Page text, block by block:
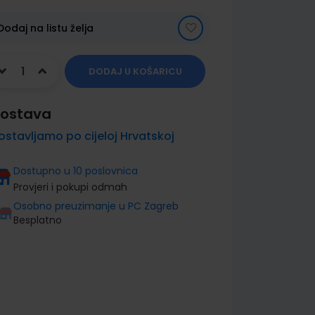
na listu želja
DODAJ U KOŠARICU
po cijeloj Hrvatskoj
Dostupno u 10 poslovnica
Provjeri i pokupi odmah
Osobno preuzimanje u PC Zagreb
Besplatno